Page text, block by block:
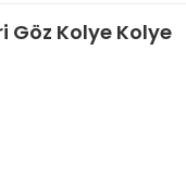
Göz Kolye Kolye